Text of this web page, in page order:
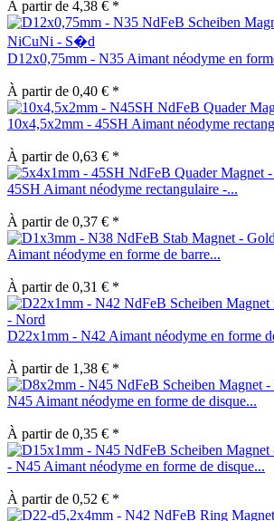
À partir de 4,38 € *
D12x0,75mm - N35 Aimant néodyme en
À partir de 0,40 € *
10x4,5x2mm - 45SH Aimant néodyme
À partir de 0,63 € *
45SH Aimant néodyme rectangulaire -...
À partir de 0,37 € *
Aimant néodyme en forme de barre...
À partir de 0,31 € *
D22x1mm - N42 Aimant néodyme en forme
À partir de 1,38 € *
N45 Aimant néodyme en forme de disque...
À partir de 0,35 € *
- N45 Aimant néodyme en forme de disque...
À partir de 0,52 € *